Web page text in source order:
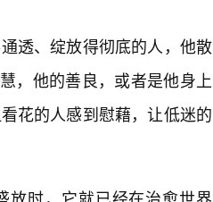
透、绽放得彻底的人，他散
，他的善良，或者是他身上
花的人感到慰藉，让低迷的
放时，它就已经在治愈世界